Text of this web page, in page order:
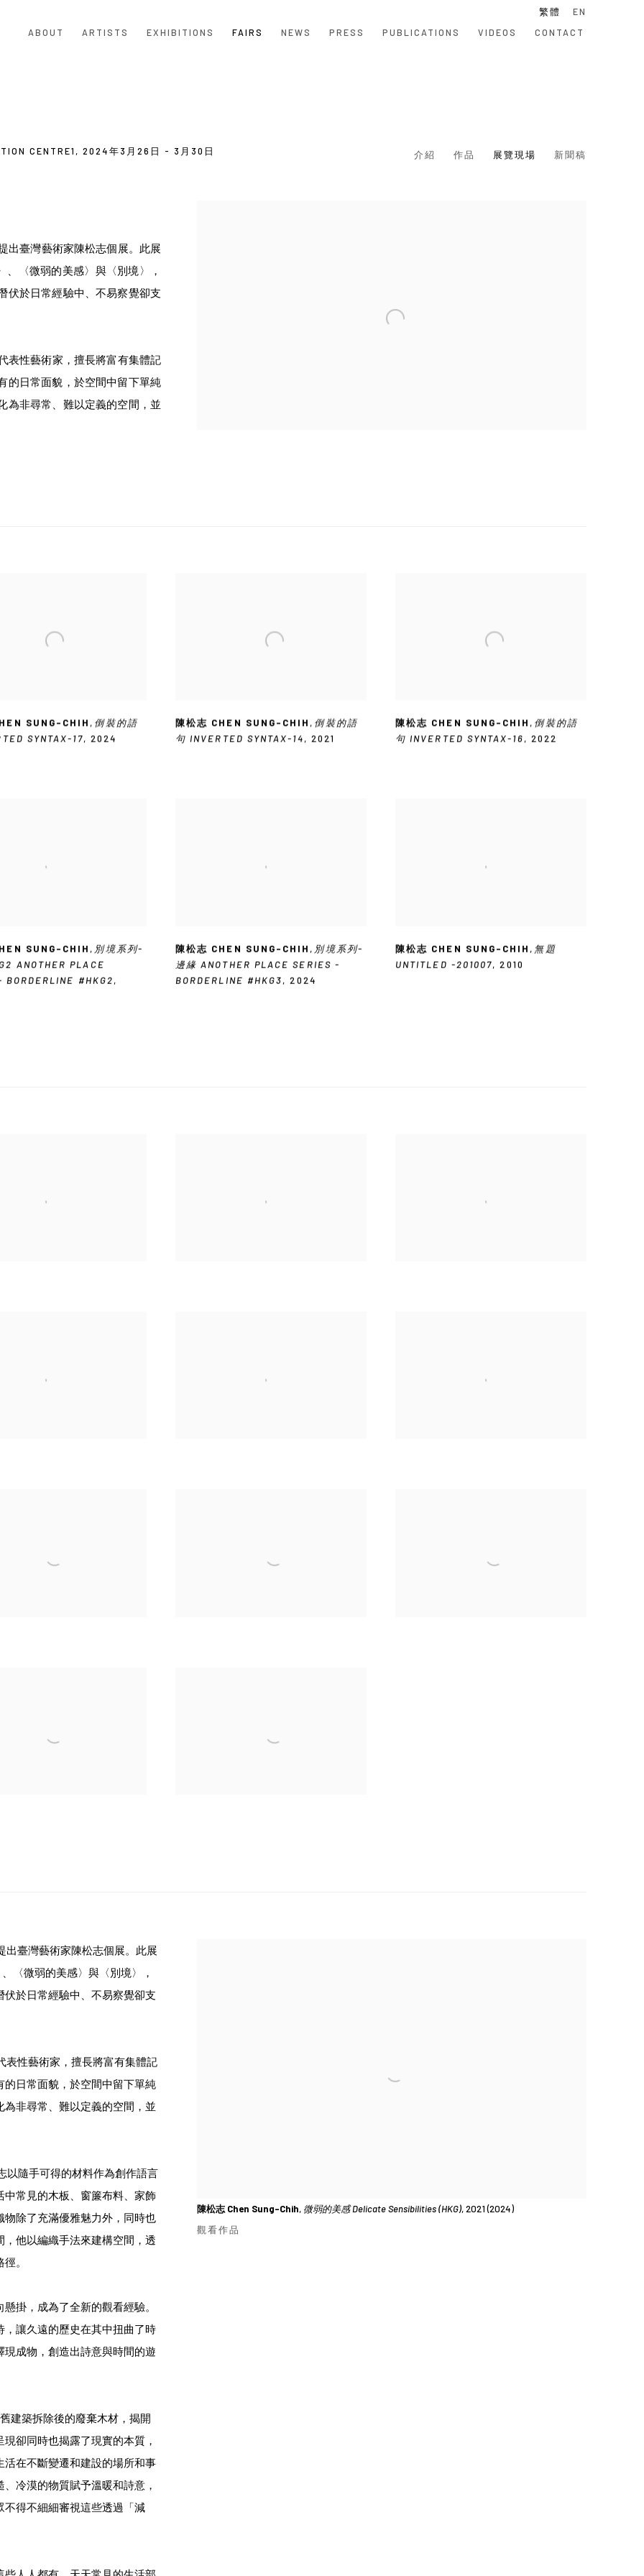
ABOUT ARTISTS EXHIBITIONS FAIRS NEWS PRESS PUBLICATIONS VIDEOS CONTACT
繁體 EN
CENTRE1, 2024年3月26日 - 3月30日 介紹 作品 展覽現場 新聞稿
出臺灣藝術家陳松志個展。此展
〈微弱的美感〉與〈別境〉，
伏於日常經驗中、不易察覺卻支
表性藝術家，擅長將富有集體記
的日常面貌，於空間中留下單純
為非尋常、難以定義的空間，並
SUNG-CHIH, 倒裝的語
SYNTAX-17, 2024
陳松志 CHEN SUNG-CHIH, 倒裝的語
句 INVERTED SYNTAX-14, 2021
陳松志 CHEN SUNG-CHIH, 倒裝的語
句 INVERTED SYNTAX-16, 2022
SUNG-CHIH , 別境系列-
ANOTHER PLACE
BORDERLINE #HKG2,
陳松志 CHEN SUNG-CHIH , 別境系列-
邊緣 ANOTHER PLACE SERIES -
BORDERLINE #HKG3,2024
陳松志 CHEN SUNG-CHIH , 無題
UNTITLED -201007,2010
陳松志 Chen Sung-Chih, 微弱的美感 Delicate Sensibilities (HKG), 2021 (2024)
觀看作品
出臺灣藝術家陳松志個展。此展
〈微弱的美感〉與〈別境〉，
於日常經驗中、不易察覺卻支
表性藝術家，擅長將富有集體記
日常面貌，於空間中留下單純
非尋常、難以定義的空間，並
以隨手可得的材料作為創作語言
常見的木板、窗簾布料、家飾
除了充滿優雅魅力外，同時也
他以編織手法來建構空間，透
。
掛，成為了全新的觀看經驗。
讓久遠的歷史在其中扭曲了時
成物，創造出詩意與時間的遊
舊建築拆除後的廢棄木材，揭開
卻同時也揭露了現實的本質，
在不斷變遷和建設的場所和事
冷漠的物質賦予溫暖和詩意，
得不細細審視這些透過「減